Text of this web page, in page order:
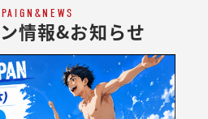
情報&お知らせ